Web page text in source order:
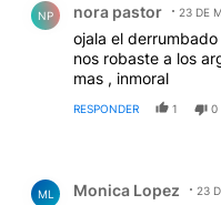
NP nora pastor 23 DE
ojala el
nos robaste a los
mas , inmoral
RESPONDER 1 0
ML Monica Lopez 23